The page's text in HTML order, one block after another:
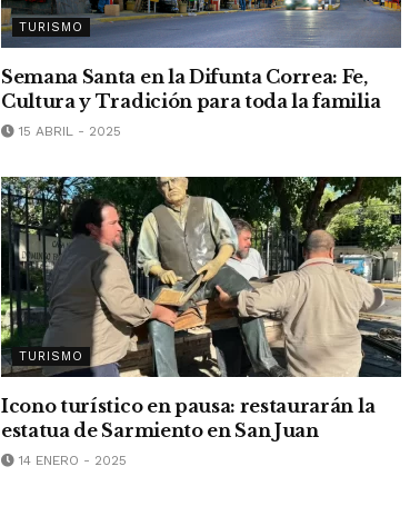
TURISMO
Semana Santa en la Difunta Correa: Fe,
Cultura y Tradición para toda la familia
15 ABRIL - 2025
TURISMO
Icono turístico en pausa: restaurarán la
estatua de Sarmiento en San Juan
14 ENERO - 2025